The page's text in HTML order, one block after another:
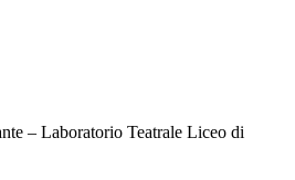
– Laboratorio Teatrale Liceo di